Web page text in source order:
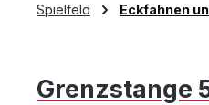
Spielfeld Eckfahnen
Grenzstange